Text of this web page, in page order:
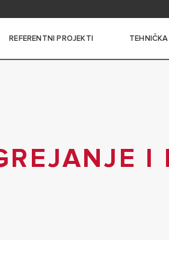
REFERENTNI PROJEKTI
I